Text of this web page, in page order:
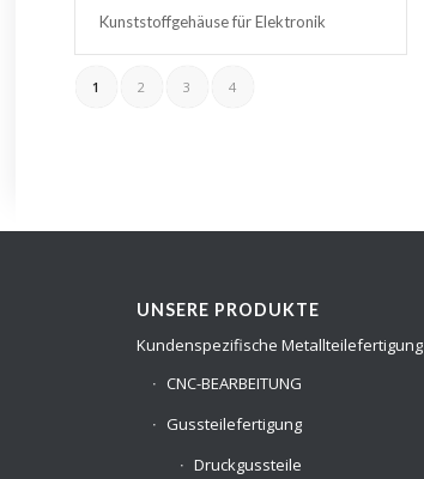
Kunststoffgehäuse für Elektronik
1 2 3 4
UNSERE PRODUKTE
Kundenspezifische Metallteilefertigung
CNC-BEARBEITUNG
Gussteilefertigung
Druckgussteile